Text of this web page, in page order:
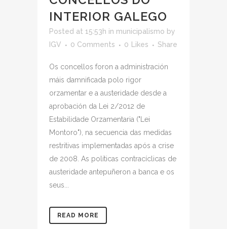
INTERIOR GALEGO
Posted at 15:53h in municipalismo by
IGV
0 Comments 0 Likes Share
Os concellos foron a administración
máis damnificada polo rigor
orzamentar e a austeridade desde a
aprobación da Lei 2/2012 de
Estabilidade Orzamentaria ("Lei
Montoro"), na secuencia das medidas
restritivas implementadas após a crise
de 2008. As políticas contracíclicas de
austeridade antepuñeron a banca e os
seus...
READ MORE